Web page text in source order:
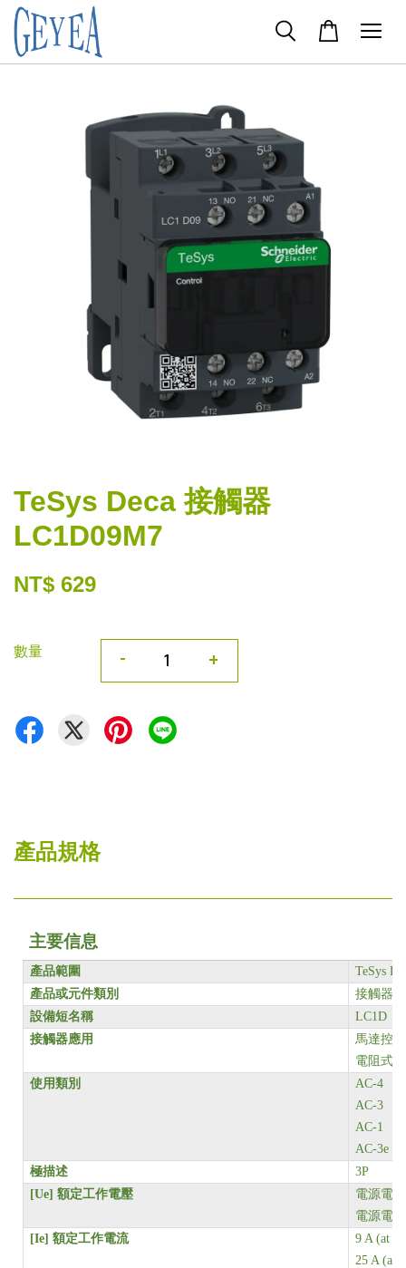
TeSys Deca 接觸器
LC1D09M7
NT$ 629
數量 - +
產品規格
主要信息
產品範圍
TeSys
產品或元件類別
接觸器
設備短名稱
LC1D
接觸器應用
馬達控制
電阻式
使用類別
AC-4
AC-3
AC-1
AC-3e
極描述
3P
[Ue] 額定工作電壓
電源電
電源電
[Ie] 額定工作電流
9 A (at
25 A (at